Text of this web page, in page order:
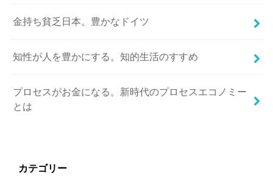
金持ち貧乏日本。豊かなドイツ
知性が人を豊かにする。知的生活のすすめ
プロセスがお金になる。新時代のプロセスエコノミー
とは
カテゴリー